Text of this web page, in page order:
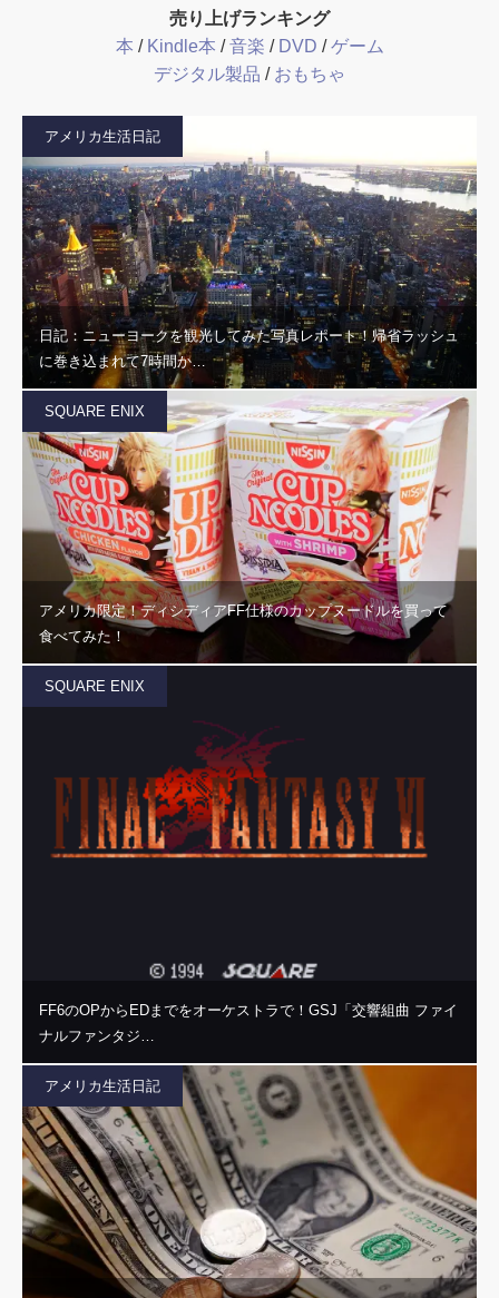
売り上げランキング
本 / Kindle本 /音楽 / DVD /ゲーム
デジタル製品 / おもちゃ
アメリカ生活日記
日記：ニューヨークを観光してみた写真レポート！帰省ラッシュ
に巻き込まれて7時間か…
SQUARE ENIX
アメリカ限定！ディシディアFF仕様のカップヌードルを買って
食べてみた！
SQUARE ENIX
FF6のOPからEDまでをオーケストラで！GSJ「交響組曲 ファイ
ナルファンタジ…
アメリカ生活日記